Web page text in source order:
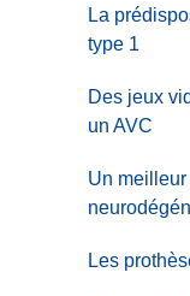
La
type 1
Des jeux
un AVC
Un
Les